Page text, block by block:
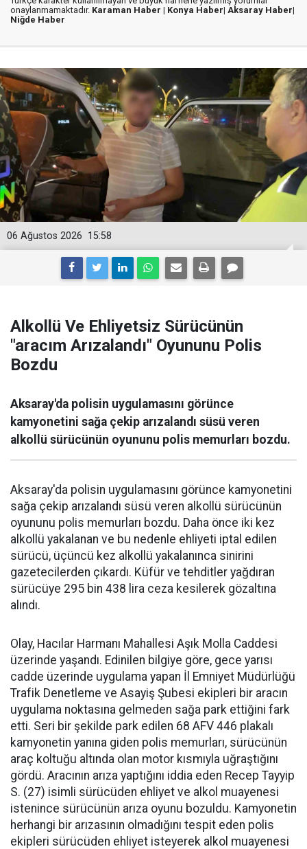
onaylanmamaktadır. Karaman Haber | Konya Haber| Aksaray Haber|
Niğde Haber
15:58
06 Ağustos 2026
Alkollü Ve Ehliyetsiz Sürücünün
"aracım Arızalandı" Oyununu Polis
Bozdu
Aksaray'da polisin uygulamasını görünce
kamyonetini sağa çekip arızalandı süsü veren
alkollü sürücünün oyununu polis memurları bozdu.
Aksaray'da polisin uygulamasını görünce kamyonetini
sağa çekip arızalandı süsü veren alkollü sürücünün
oyununu polis memurları bozdu. Daha önce iki kez
alkollü yakalanan ve bu nedenle ehliyeti iptal edilen
sürücü, üçüncü kez alkollü yakalanınca sinirini
gazetecilerden çıkardı. Küfür ve tehditler yağdıran
sürücüye 295 bin 438 lira ceza kesilerek gözaltına
alındı.
Olay, Hacılar Harmanı Mahallesi Aşık Molla Caddesi
üzerinde yaşandı. Edinilen bilgiye göre, gece yarısı
cadde üzerinde uygulama yapan İl Emniyet Müdürlüğü
Trafik Denetleme ve Asayiş Şubesi ekipleri bir aracın
uygulama noktasına gelmeden sağa park ettiğini fark
etti. Seri bir şekilde park edilen 68 AFV 446 plakalı
kamyonetin yanına giden polis memurları, sürücünün
araç koltuğu altında olan motor kısmıyla uğraştığını
gördü. Aracının arıza yaptığını iddia eden Recep Tayyip
S. (27) isimli sürücüden ehliyet ve alkol muayenesi
istenince sürücünün arıza oyunu bozuldu. Kamyonetin
herhangi bir arızasının olmadığını tespit eden polis
ekipleri sürücüden ehliyet isteyerek alkol muayenesi